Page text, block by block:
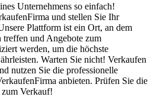
Unternehmens so einfach!
und stellen Sie Ihr
Plattform ist ein Ort, an dem
treffen und Angebote zum
werden, um die höchste
Warten Sie nicht! Verkaufen
nutzen Sie die professionelle
anbieten. Prüfen Sie die
Verkauf!